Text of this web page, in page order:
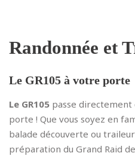
Randonnée et
Le GR105 à votre porte
Le GR105 passe
porte ! Que vous soyez en
balade découverte ou
préparation du Grand Raid